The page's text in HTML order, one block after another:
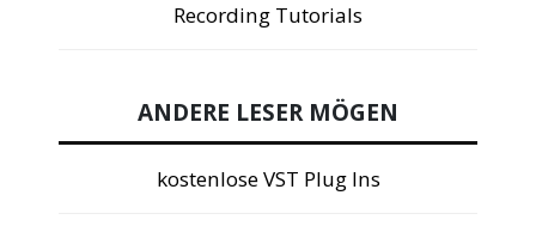
Recording Tutorials
ANDERE LESER MÖGEN
kostenlose VST Plug Ins